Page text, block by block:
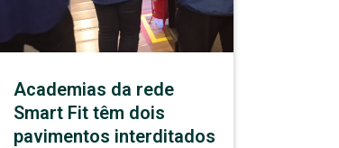
Academias da rede
Smart Fit têm dois
pavimentos interditados